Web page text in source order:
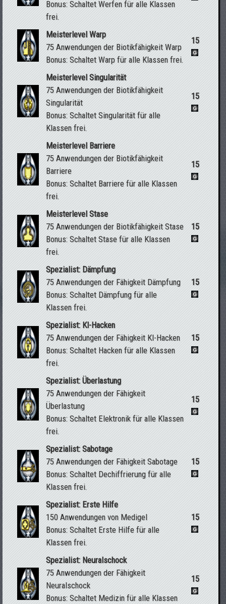
Bonus: Schaltet Werfen für alle Klassen
frei.
Meisterlevel Warp
75 Anwendungen der Biotikfähigkeit Warp
Bonus: Schaltet Warp für alle Klassen frei.
15
Meisterlevel Singularität
75 Anwendungen der Biotikfähigkeit
Singularität
Bonus: Schaltet Singularität für alle
Klassen frei.
15
Meisterlevel Barriere
75 Anwendungen der Biotikfähigkeit
Barriere
Bonus: Schaltet Barriere für alle Klassen
frei.
15
Meisterlevel Stase
75 Anwendungen der Biotikfähigkeit Stase
Bonus: Schaltet Stase für alle Klassen
frei.
15
Spezialist: Dämpfung
75 Anwendungen der Fähigkeit Dämpfung
Bonus: Schaltet Dämpfung für alle
Klassen frei.
15
Spezialist: KI-Hacken
75 Anwendungen der Fähigkeit KI-Hacken
Bonus: Schaltet Hacken für alle Klassen
frei.
15
Spezialist: Überlastung
75 Anwendungen der Fähigkeit
Überlastung
Bonus: Schaltet Elektronik für alle Klassen
frei.
15
Spezialist: Sabotage
75 Anwendungen der Fähigkeit Sabotage
Bonus: Schaltet Dechiffrierung für alle
Klassen frei.
15
Spezialist: Erste Hilfe
150 Anwendungen von Medigel
Bonus: Schaltet Erste Hilfe für alle
Klassen frei.
15
Spezialist: Neuralschock
75 Anwendungen der Fähigkeit
Neuralschock
Bonus: Schaltet Medizin für alle Klassen
15